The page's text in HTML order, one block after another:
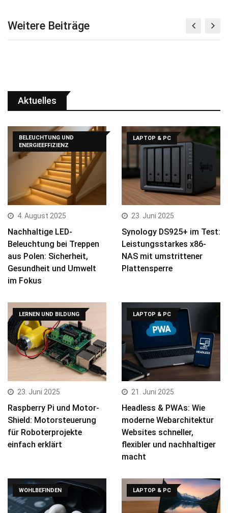
Weitere Beiträge
Aktuelles
BELEUCHTUNG UND
ENERGIEEFFIZIENZ
4. August 2025
Nachhaltige LED-
Beleuchtung bei Treppen
aus Polen: Sicherheit,
Gesundheit und Umwelt
im Fokus
LAPTOP & PC
23. Juni 2025
Synology DS925+ im Test:
Leistungsstarkes x86-
NAS mit umstrittener
Plattensperre
LERNEN UND BILDUNG
23. Juni 2025
Raspberry Pi und Motor-
Shield: Motorsteuerung
für Roboterprojekte
einfach erklärt
LAPTOP & PC
21. Juni 2025
Headless & PWAs: Wie
moderne Webarchitektur
Websites schneller,
flexibler und nachhaltiger
macht
WOHLBEFINDEN LAPTOP & PC